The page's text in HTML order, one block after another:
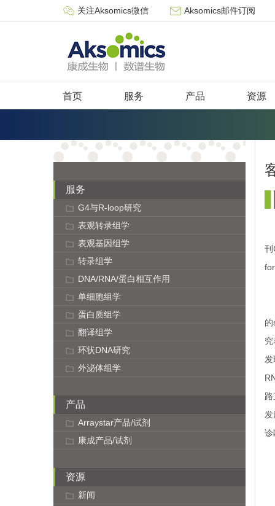
关注Aksomics微信 Aksomics邮件订阅
首页 服务 产品 资源
服务
G4与R-loop研究
表观转录组学
表观基因组学
转录组学
DNA/RNA/蛋白相互作用
单细胞组学
蛋白质组学
翻译组学
环状DNA研究
外泌体组学
产品
Arraystar产品/试剂
康成产品/试剂
资源
新闻
刊
诊